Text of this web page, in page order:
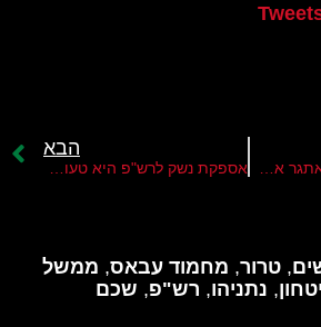
הבא
, טרור, מחמוד עבאס, ממשל
, נתניהו, רש"פ, שכם